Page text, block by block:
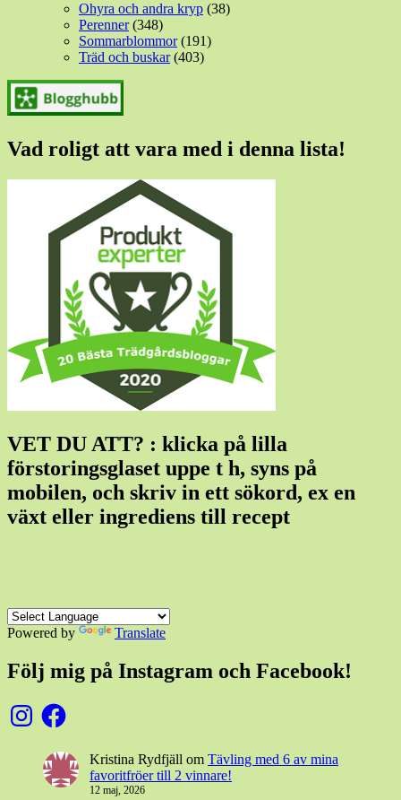
Ohyra och andra kryp (38)
Perenner(348)
Sommarblommor(191)
Träd och buskar(403)
Vad roligt att vara med i denna lista!
VET DU ATT? : klicka på lilla
förstoringsglaset uppe t h, syns på
mobilen, och skriv in ett sökord, ex en
växt eller ingrediens till recept
Powered by Translate
Följ mig på Instagram och Facebook!
InstagramFacebook
Kristina Rydfjäll om Tävling med 6 av mina
favoritfröer till 2 vinnare!
12 maj, 2026